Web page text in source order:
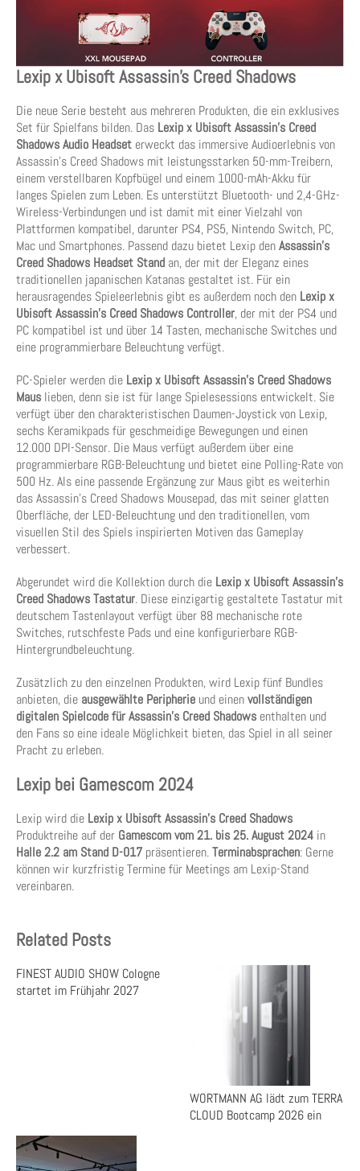
Lexip x Ubisoft Assassin’s Creed Shadows
Die neue Serie besteht aus mehreren Produkten, die ein exklusives
Set für Spielfans bilden. Das Lexip x Ubisoft Assassin’s Creed
Shadows Audio Headset erweckt das immersive Audioerlebnis von
Assassin’s Creed Shadows mit leistungsstarken 50-mm-Treibern,
einem verstellbaren Kopfbügel und einem 1000-mAh-Akku für
langes Spielen zum Leben. Es unterstützt Bluetooth- und 2,4-GHz-
Wireless-Verbindungen und ist damit mit einer Vielzahl von
Plattformen kompatibel, darunter PS4, PS5, Nintendo Switch, PC,
Mac und Smartphones. Passend dazu bietet Lexip denAssassin’s
Creed Shadows Headset Stand an, der mit der Eleganz eines
traditionellen japanischen Katanas gestaltet ist. Für ein
herausragendes Spieleerlebnis gibt es außerdem noch den Lexip x
Ubisoft Assassin’s Creed Shadows Controller, der mit der PS4 und
PC kompatibel ist und über 14 Tasten, mechanische Switches und
eine programmierbare Beleuchtung verfügt.
PC-Spieler werden die Lexip x Ubisoft Assassin’s Creed Shadows
Maus lieben, denn sie ist für lange Spielesessions entwickelt. Sie
verfügt über den charakteristischen Daumen-Joystick von Lexip,
sechs Keramikpads für geschmeidige Bewegungen und einen
12.000 DPI-Sensor. Die Maus verfügt außerdem über eine
programmierbare RGB-Beleuchtung und bietet eine Polling-Rate von
500 Hz. Als eine passende Ergänzung zur Maus gibt es weiterhin
das Assassin’s Creed Shadows Mousepad, das mit seiner glatten
Oberfläche, der LED-Beleuchtung und den traditionellen, vom
visuellen Stil des Spiels inspirierten Motiven das Gameplay
verbessert.
Abgerundet wird die Kollektion durch die Lexip x Ubisoft Assassin’s
Creed Shadows Tastatur. Diese einzigartig gestaltete Tastatur mit
deutschem Tastenlayout verfügt über 88 mechanische rote
Switches, rutschfeste Pads und eine konfigurierbare RGB-
Hintergrundbeleuchtung.
Zusätzlich zu den einzelnen Produkten, wird Lexip fünf Bundles
anbieten, die ausgewählte Peripherie und einenvollständigen
digitalen Spielcode für Assassin’s Creed Shadows enthalten und
den Fans so eine ideale Möglichkeit bieten, das Spiel in all seiner
Pracht zu erleben.
Lexip bei Gamescom 2024
Lexip wird die Lexip x Ubisoft Assassin’s Creed Shadows
Produktreihe auf der Gamescom vom 21. bis 25. August 2024 in
Halle 2.2 am Stand D-017 präsentieren.Terminabsprachen: Gerne
können wir kurzfristig Termine für Meetings am Lexip-Stand
vereinbaren.
Related Posts
FINEST AUDIO SHOW Cologne
startet im Frühjahr 2027
WORTMANN AG lädt zum TERRA
CLOUD Bootcamp 2026 ein